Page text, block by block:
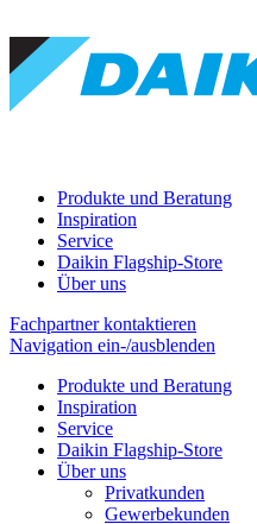
Produkte und Beratung
Inspiration
Service
Daikin Flagship-Store
Über uns
Fachpartner kontaktieren
Navigation ein-/ausblenden
Produkte und Beratung
Inspiration
Service
Daikin Flagship-Store
Über uns
Privatkunden
Gewerbekunden